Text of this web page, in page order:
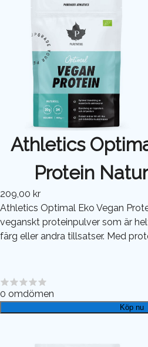
Athletics
Protein
209,00 kr
Athletics Optimal Eko Vegan
veganskt proteinpulver som är
färg eller andra tillsatser. Med
0 omdömen
Köp nu